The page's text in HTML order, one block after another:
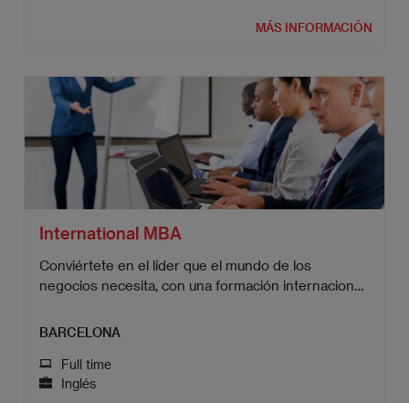
MÁS INFORMACIÓN
International MBA
Conviértete en el líder que el mundo de los
negocios necesita, con una formación internacional
BARCELONA
Full time
Inglés